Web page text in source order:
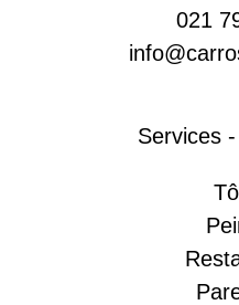
021
Services